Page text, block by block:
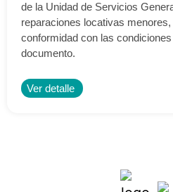
de la Unidad de Servicios
reparaciones locativas
conformidad con las
documento.
Ver detalle